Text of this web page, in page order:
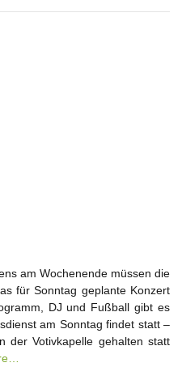
am Wochenende müssen die
für Sonntag geplante Konzert
DJ und Fußball gibt es
am Sonntag findet statt –
der Votivkapelle gehalten statt